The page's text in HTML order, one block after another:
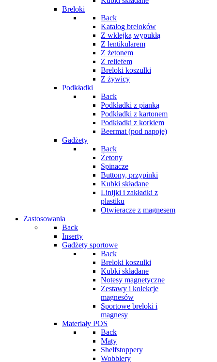
Breloki
Back
Katalog breloków
Z wklejką wypukłą
Z lentikularem
Z żetonem
Z reliefem
Breloki koszulki
Z żywicy
Podkładki
Back
Podkładki z pianką
Podkładki z kartonem
Podkładki z korkiem
Beermat (pod napoje)
Gadżety
Back
Żetony
Spinacze
Buttony, przypinki
Kubki składane
Linijki i zakładki z
plastiku
Otwieracze z magnesem
Zastosowania
Back
Inserty
Gadżety sportowe
Back
Breloki koszulki
Kubki składane
Notesy magnetyczne
Zestawy i kolekcje
magnesów
Sportowe breloki i
magnesy
Materiały POS
Back
Maty
Shelfstoppery
Wobblery